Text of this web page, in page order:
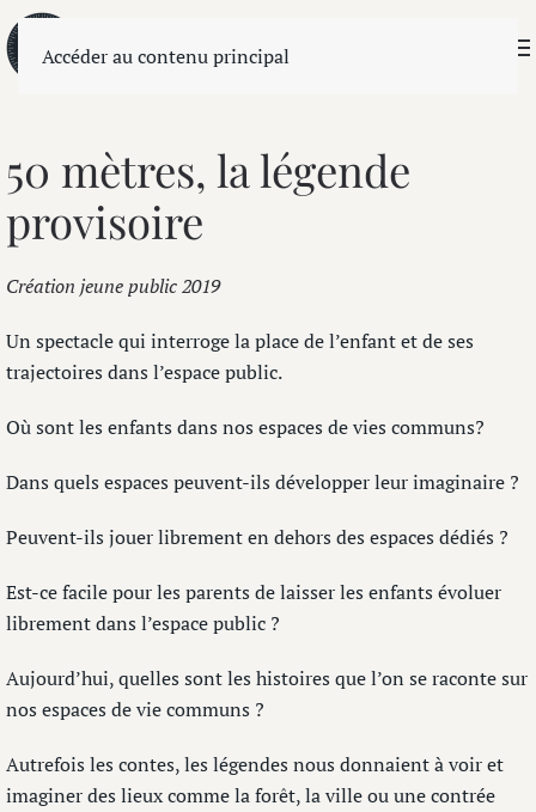
Accéder au contenu principal
50 mètres, la légende
provisoire
Création jeune public 2019
Un spectacle qui interroge la place de l’enfant et de ses
trajectoires dans l’espace public.
Où sont les enfants dans nos espaces de vies communs?
Dans quels espaces peuvent-ils développer leur imaginaire ?
Peuvent-ils jouer librement en dehors des espaces dédiés ?
Est-ce facile pour les parents de laisser les enfants évoluer
librement dans l’espace public ?
Aujourd’hui, quelles sont les histoires que l’on se raconte sur
nos espaces de vie communs ?
Autrefois les contes, les légendes nous donnaient à voir et
imaginer des lieux comme la forêt, la ville ou une contrée